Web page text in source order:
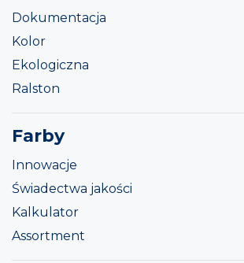
Dokumentacja
Kolor
Ekologiczna
Ralston
Farby
Innowacje
Świadectwa jakości
Kalkulator
Assortment